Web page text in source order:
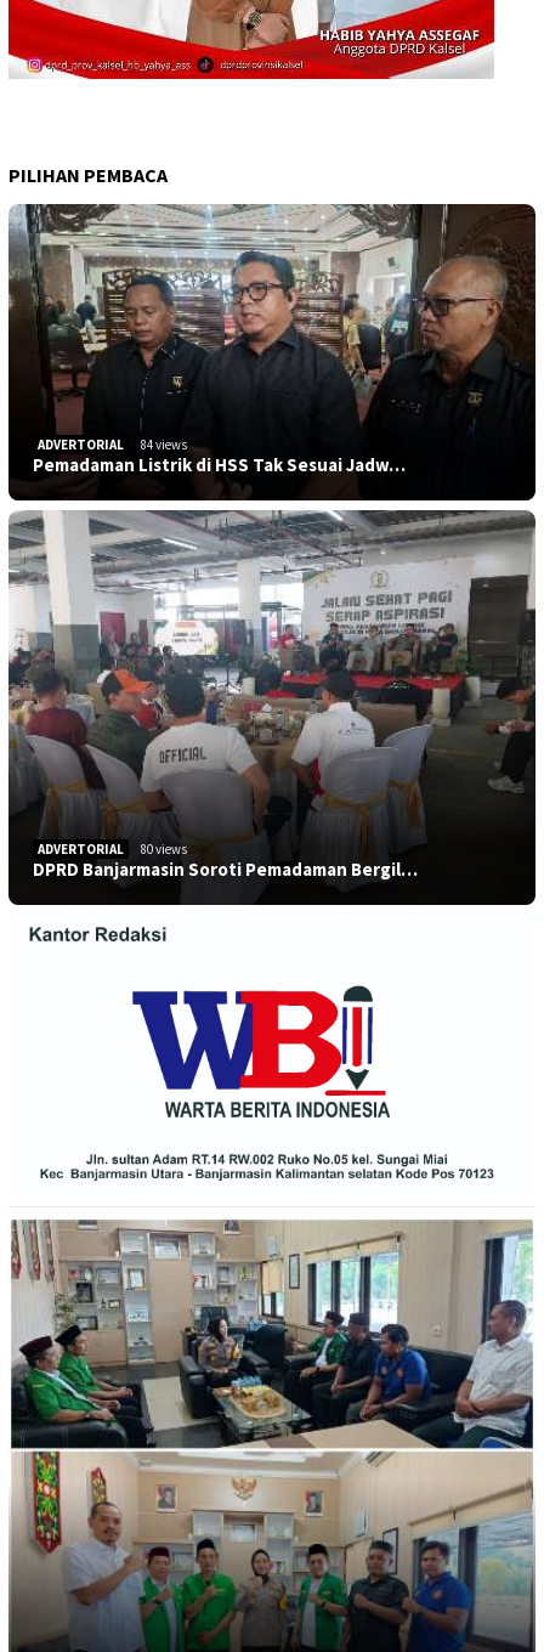
PILIHAN PEMBACA
ADVERTORIAL 84 views
Pemadaman Listrik di HSS Tak Sesuai Jadw…
ADVERTORIAL 80 views
DPRD Banjarmasin Soroti Pemadaman Bergil…